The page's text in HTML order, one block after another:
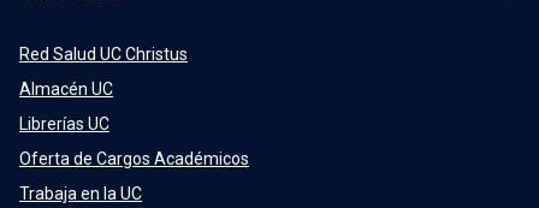
Red Salud UC Christus
Almacén UC
Librerías UC
Oferta de Cargos Académicos
Trabaja en la UC